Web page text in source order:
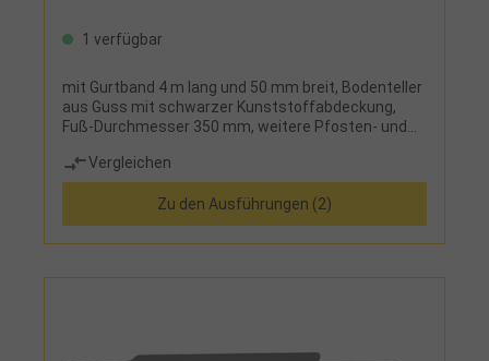
1 verfügbar
mit Gurtband 4 m lang und 50 mm breit, Bodenteller
aus Guss mit schwarzer Kunststoffabdeckung,
Fuß-Durchmesser 350 mm, weitere Pfosten- und
Vergleichen
Zu den Ausführungen (2)